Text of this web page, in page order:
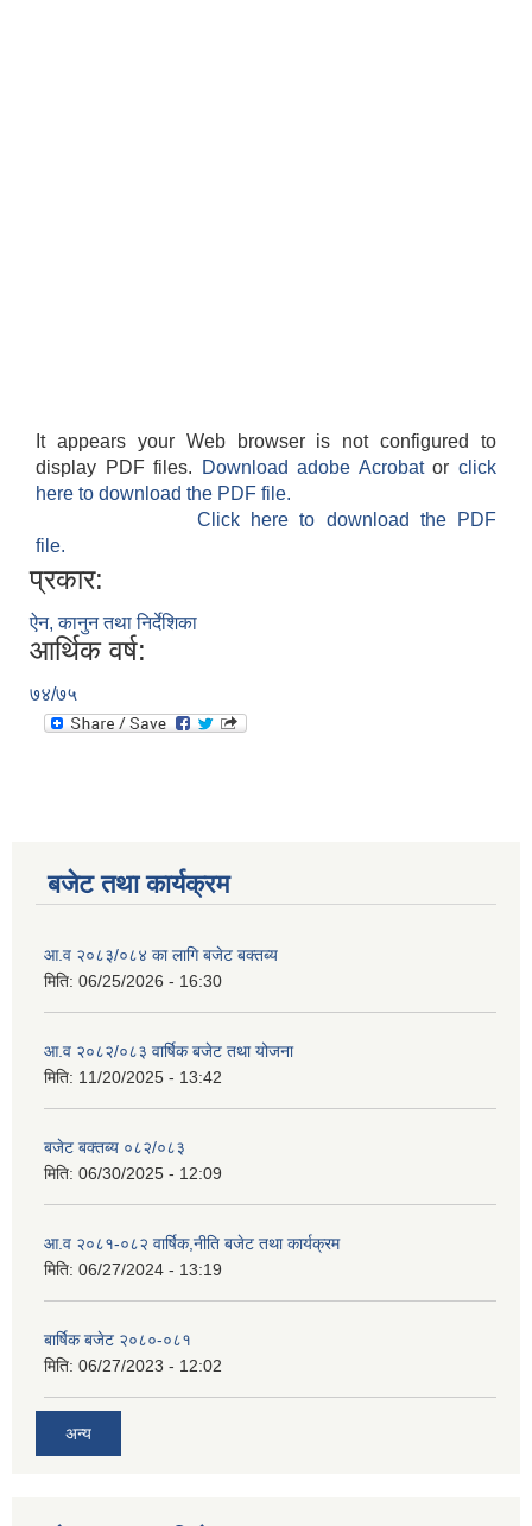
It appears your Web browser is not configured to
display PDF files.
Download adobe Acrobatorclick
here to download the PDF file.
Click here to download the PDF
file.
प्रकार:
ऐन, कानुन तथा निर्देशिका
आर्थिक वर्ष:
७४/७५
बजेट तथा कार्यक्रम
आ.व २०८३/०८४ का लागि बजेट बक्तब्य
मिति: 06/25/2026 - 16:30
आ.व २०८२/०८३ वार्षिक बजेट तथा योजना
मिति: 11/20/2025 - 13:42
बजेट बक्तब्य ०८२/०८३
मिति: 06/30/2025 - 12:09
आ.व २०८१-०८२ वार्षिक,नीति बजेट तथा कार्यक्रम
मिति: 06/27/2024 - 13:19
बार्षिक बजेट २०८०-०८१
मिति: 06/27/2023 - 12:02
अन्य